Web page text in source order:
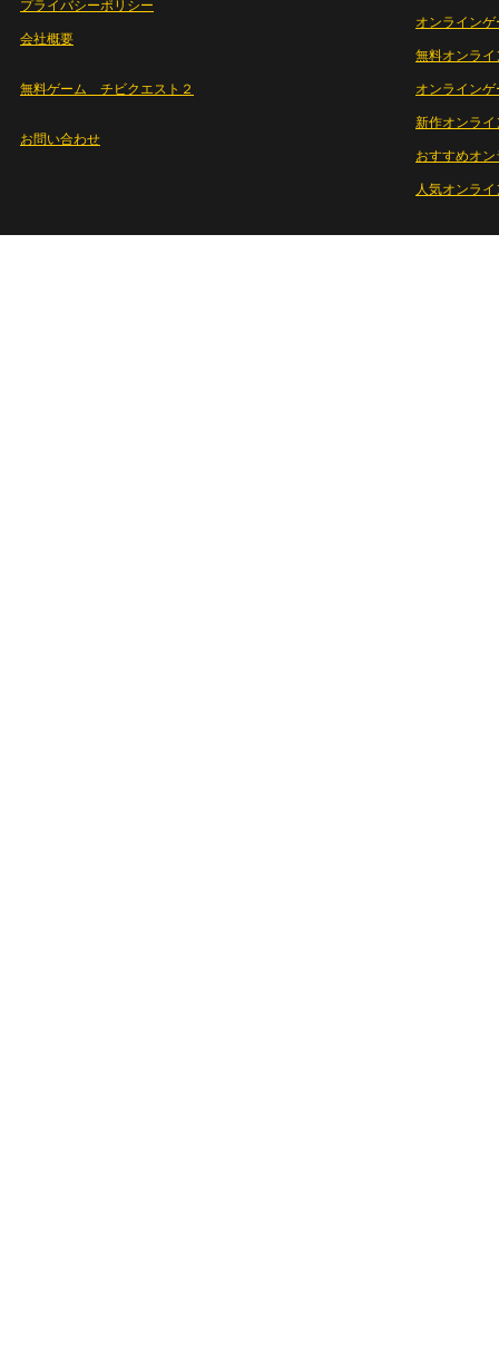
プライバシーポリシー
会社概要
無料ゲーム チビクエスト２
お問い合わせ
オンラインゲ
無料オンライ
オンライン
新作オンライ
おすすめオ
人気オンラ